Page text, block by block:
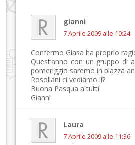
gianni
7 Aprile 2009 alle 10:24
Confermo Giasa ha proprio
Quest’anno con un gruppo di
pomeriggio saremo in piazza
Rosoliani ci vediamo lì?
Buona Pasqua a tutti
Gianni
Laura
7 Aprile 2009 alle 11:36